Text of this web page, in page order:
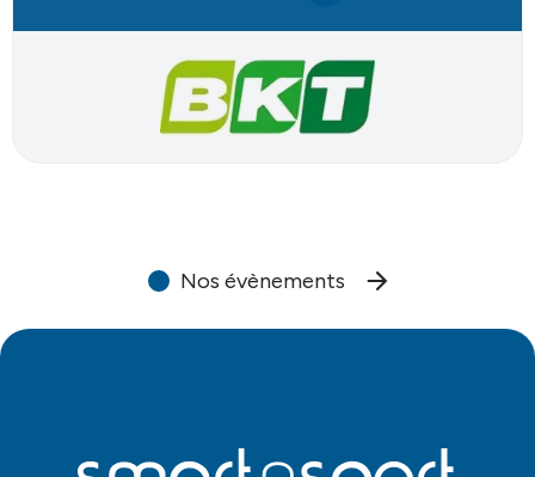
Nos évènements